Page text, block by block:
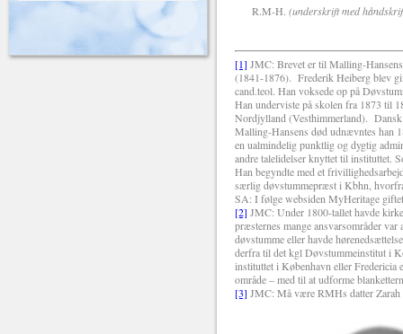
R.M-H. (underskrift med
[1] JMC: Brevet er til Malling-
(1841-1876). Frederik Heiberg blev
cand.teol. Han voksede op på
Han underviste på skolen fra 1873 til
Nordjylland (Vesthimmerland).
Malling-Hansens død udnævntes han
en ualmindelig punktlig og dygtig
andre talelidelser knyttet til instituttet.
Han begyndte med et
særlig døvstummepræst i Kbhn,
SA: I følge websiden MyHeritage
[2] JMC: Under 1800-tallet havde
præsternes mange ansvarsområder
døvstumme eller havde
derfra til det kgl Døvstummeinstitut i
instituttet i København eller Fredericia
område – med til at udforme
[3] JMC: Må være RMHs datter Zarah